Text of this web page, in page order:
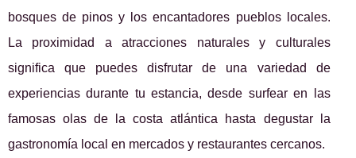
bosques de pinos y los encantadores pueblos locales.
La proximidad a atracciones naturales y culturales
significa que puedes disfrutar de una variedad de
experiencias durante tu estancia, desde surfear en las
famosas olas de la costa atlántica hasta degustar la
gastronomía local en mercados y restaurantes cercanos.